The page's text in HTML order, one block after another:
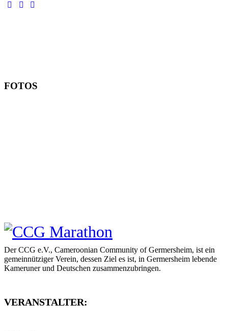
FOTOS
Der CCG e.V., Cameroonian Community of Germersheim, ist ein
gemeinnütziger Verein, dessen Ziel es ist, in Germersheim lebende
Kameruner und Deutschen zusammenzubringen.
VERANSTALTER: